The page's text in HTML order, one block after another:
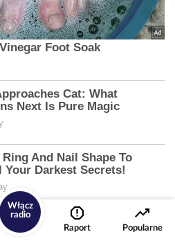
Włącz
radio
Raport
Popularne